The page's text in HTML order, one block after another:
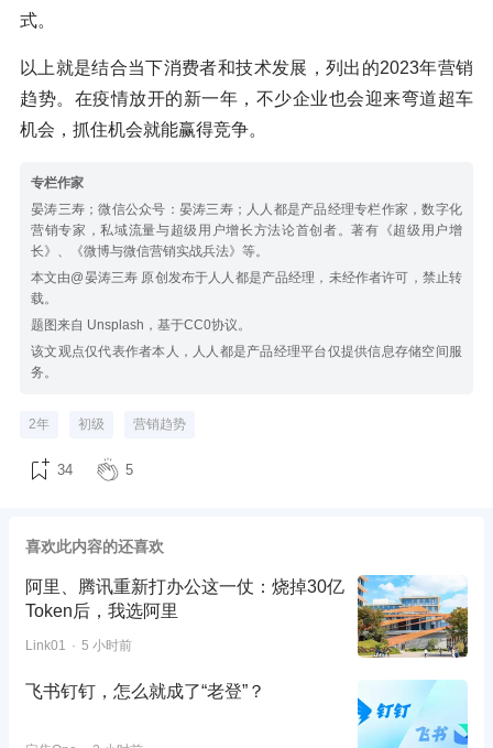
式。
以上就是结合当下消费者和技术发展，列出的2023年营销
趋势。在疫情放开的新一年，不少企业也会迎来弯道超车
机会，抓住机会就能赢得竞争。
专栏作家
晏涛三寿；微信公众号：晏涛三寿；人人都是产品经理专栏作家，数字化
营销专家，私域流量与超级用户增长方法论首创者。著有《超级用户增
长》、《微博与微信营销实战兵法》等。
本文由@晏涛三寿 原创发布于人人都是产品经理，未经作者许可，禁止转
载。
题图来自 Unsplash，基于CC0协议。
该文观点仅代表作者本人，人人都是产品经理平台仅提供信息存储空间服
务。
2年 初级 营销趋势
34 5
喜欢此内容的还喜欢
阿里、腾讯重新打办公这一仗：烧掉30亿
Token后，我选阿里
Link01 5 小时前
飞书钉钉，怎么就成了“老登”？